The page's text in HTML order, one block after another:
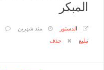
المبكر
الدستور منذ شهرين
تبليغ
حذف